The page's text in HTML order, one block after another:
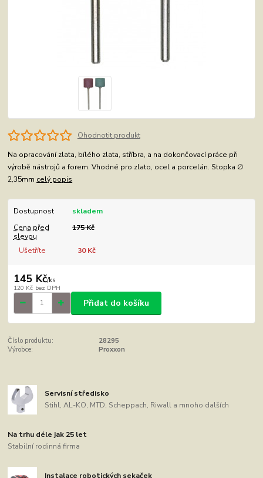
Ohodnotit produkt
Na opracování zlata, bílého zlata, stříbra, a na dokončovací práce při
výrobě nástrojů a forem. Vhodné pro zlato, ocel a porcelán. Stopka ∅
2,35mm celý popis
Dostupnost
skladem
Cena před
slevou
175 Kč
Ušetříte 30 Kč
145 Kč/ks
120 Kč bez DPH
Přidat do košíku
Číslo produktu:
28295
Výrobce:
Proxxon
Servisní středisko
Stihl, AL-KO, MTD, Scheppach, Riwall a mnoho dalších
Na trhu déle jak 25 let
Stabilní rodinná firma
Instalace robotických sekaček